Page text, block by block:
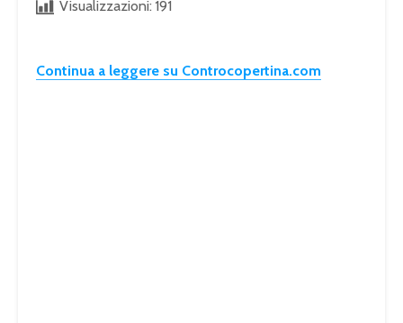
Visualizzazioni: 191
Continua a leggere su Controcopertina.com